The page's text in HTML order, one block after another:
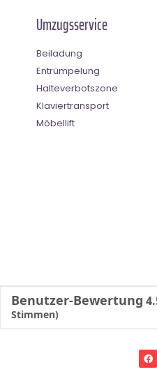
Umzugsservice
Beiladung
Entrümpelung
Halteverbotszone
Klaviertransport
Möbellift
Benutzer-Bewertung
Stimmen)